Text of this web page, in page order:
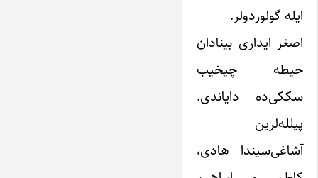
ایله گولوردولر.
اصغر ایداری بینادان
حیطه چیخیب
سککی‌ده دایاندی.
پیلله‌لرین
آشاغی‌سیندا هادی،